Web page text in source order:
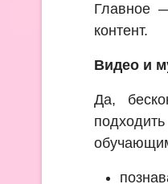
Главное
контент.
Видео и
Да,